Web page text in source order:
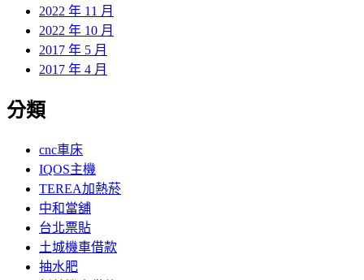
2022 年 11 月
2022 年 10 月
2017 年 5 月
2017 年 4 月
分類
cnc車床
IQOS主機
TEREA加熱菸
中和當舖
台北票貼
土城機車借款
抽水肥